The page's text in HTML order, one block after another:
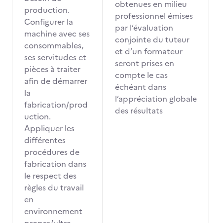
production.
Configurer la
machine avec ses
consommables,
ses servitudes et
pièces à traiter
afin de démarrer
la
fabrication/prod
uction.
Appliquer les
différentes
procédures de
fabrication dans
le respect des
règles du travail
en
environnement
obtenues en milieu
professionnel émises
par l’évaluation
conjointe du tuteur
et d’un formateur
seront prises en
compte le cas
échéant dans
l’appréciation globale
des résultats